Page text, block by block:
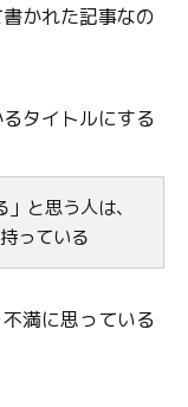
かれた記事なの
タイトルにする
と思う人は、
っている
満に思っている